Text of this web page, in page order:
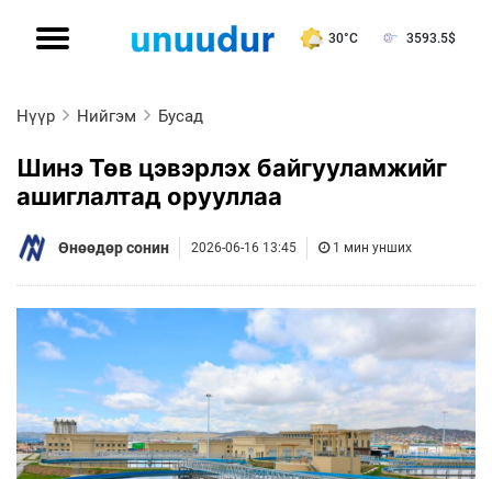
30°C 3593.5$
Нүүр Нийгэм Бусад
Шинэ Төв цэвэрлэх байгууламжийг
ашиглалтад орууллаа
Өнөөдөр сонин 2026-06-16 13:45 1 мин унших